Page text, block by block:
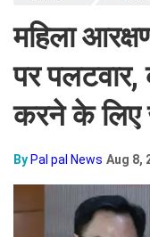
महिला
पर
करने के लिए
By Pal pal News Aug 8,